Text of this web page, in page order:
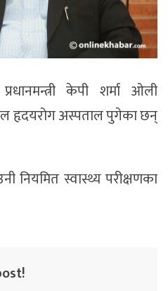
केपी शर्मा ओली
हृदयरोग अस्पताल पुगेका छन्
नियमित स्वास्थ्य परीक्षणका